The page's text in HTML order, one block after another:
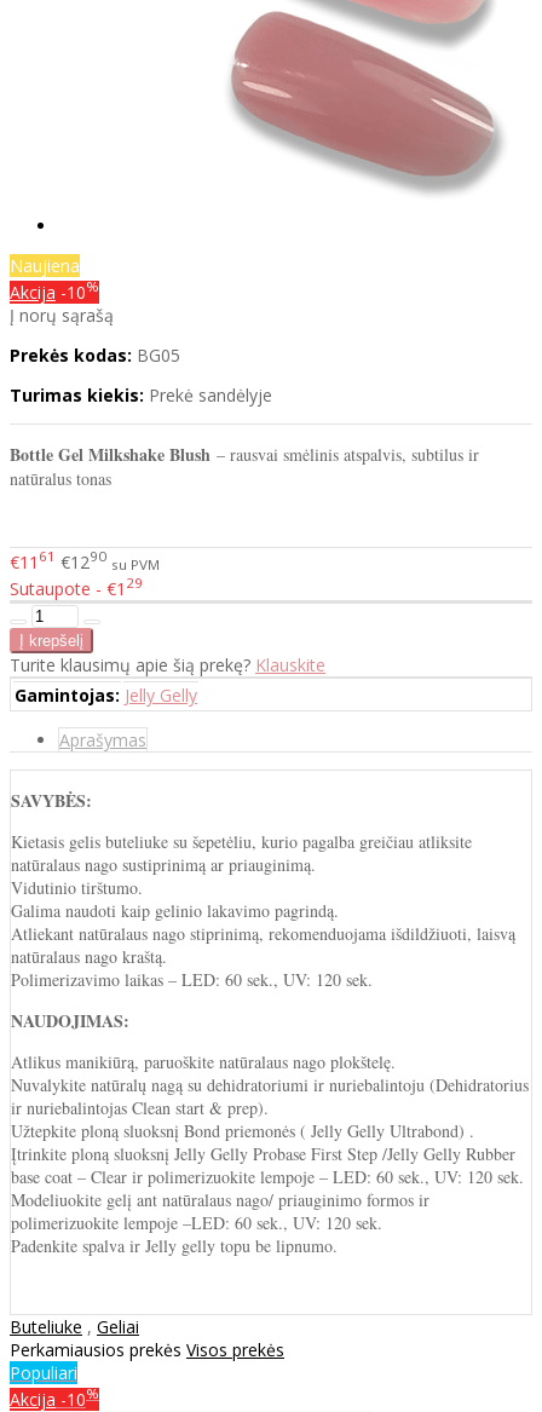
Naujiena
Akcija -10%
Į norų sąrašą
Prekės kodas: BG05
Turimas kiekis: Prekė sandėlyje
Bottle Gel Milkshake Blush – rausvai smėlinis atspalvis, subtilus ir
natūralus tonas
€11 61 €1290 su PVM
Sutaupote - €1 29
Turite klausimų apie šią prekę? Klauskite
Gamintojas: Jelly Gelly
Aprašymas
SAVYBĖS:
Kietasis gelis buteliuke su šepetėliu, kurio pagalba greičiau atliksite
natūralaus nago sustiprinimą ar priauginimą.
Vidutinio tirštumo.
Galima naudoti kaip gelinio lakavimo pagrindą.
Atliekant natūralaus nago stiprinimą, rekomenduojama išdildžiuoti, laisvą
natūralaus nago kraštą.
Polimerizavimo laikas – LED: 60 sek., UV: 120 sek.
NAUDOJIMAS:
Atlikus manikiūrą, paruoškite natūralaus nago plokštelę.
Nuvalykite natūralų nagą su dehidratoriumi ir nuriebalintoju (Dehidratorius
ir nuriebalintojas Clean start & prep).
Užtepkite ploną sluoksnį Bond priemonės ( Jelly Gelly Ultrabond) .
Įtrinkite ploną sluoksnį Jelly Gelly Probase First Step /Jelly Gelly Rubber
base coat – Clear ir polimerizuokite lempoje – LED: 60 sek., UV: 120 sek.
Modeliuokite gelį ant natūralaus nago/ priauginimo formos ir
polimerizuokite lempoje –LED: 60 sek., UV: 120 sek.
Padenkite spalva ir Jelly gelly topu be lipnumo.
Buteliuke , Geliai
Perkamiausios prekės Visos prekės
Populiari
Akcija -10%